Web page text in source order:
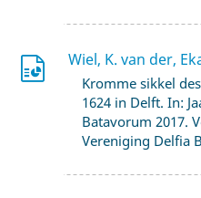
Wiel, K. van der,
Kromme sikkel
1624 in Delft. In:
Batavorum 2017.
Vereniging Delfia